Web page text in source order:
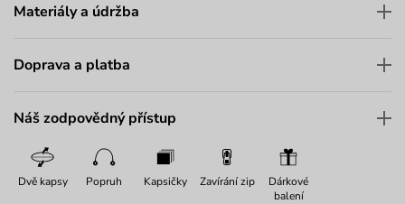
Materiály a údržba
Doprava a platba
Náš zodpovědný přístup
Dvě kapsy Popruh Kapsičky Zavírání zip
Dárkové
balení